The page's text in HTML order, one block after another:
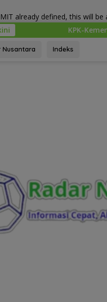
already defined, this will be
Kemendagri Kawal Proyek
Nusantara Indeks